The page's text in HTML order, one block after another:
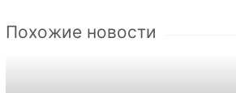
Похожие новости